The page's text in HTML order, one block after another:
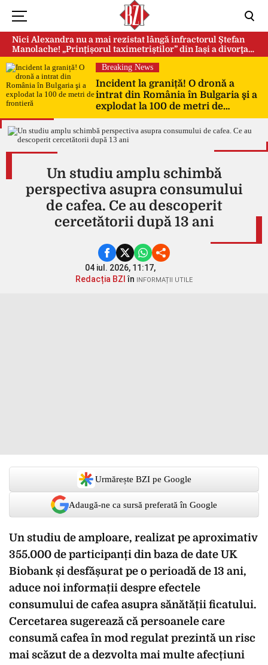
Nici Alexandra nu a mai rezistat lângă infractorul Ștefan
Manolache! „Prințișorul taximetriștilor” din Iași a divorţat
după doi ani de căsnicie
Breaking News
Incident la graniță! O dronă a
intrat din România în Bulgaria şi a
explodat la 100 de metri de
frontieră
Un studiu amplu schimbă
perspectiva asupra consumului
de cafea. Ce au descoperit
cercetătorii după 13 ani
04 iul. 2026, 11:17,
Redacția BZI în INFORMAȚII UTILE
Urmărește BZI pe Google
Adaugă-ne ca sursă preferată în Google
Un studiu de amploare, realizat pe aproximativ
355.000 de participanți din baza de date UK
Biobank și desfășurat pe o perioadă de 13 ani,
aduce noi informații despre efectele
consumului de cafea asupra sănătății ficatului.
Cercetarea sugerează că persoanele care
consumă cafea în mod regulat prezintă un risc
mai scăzut de a dezvolta mai multe afecțiuni